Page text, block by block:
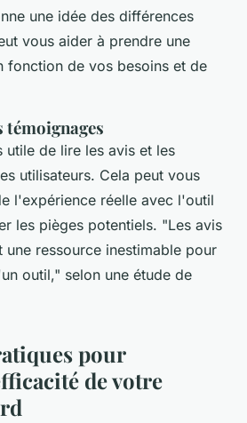
une idée des différences
vous aider à prendre une
fonction de vos besoins et de
témoignages
utile de lire les avis et les
utilisateurs. Cela peut vous
l'expérience réelle avec l'outil
les pièges potentiels. "Les avis
une ressource inestimable pour
outil," selon une étude de
pour
de votre